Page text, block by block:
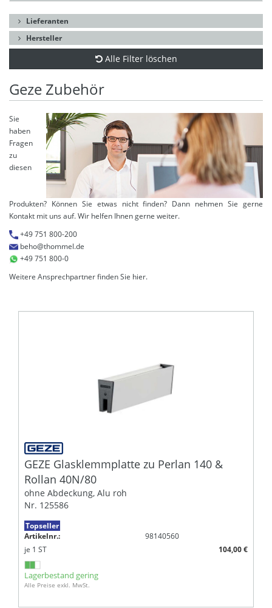
Lieferanten
Hersteller
Alle Filter löschen
Geze Zubehör
Sie
haben
Fragen
zu
diesen
Produkten? Können Sie etwas nicht finden? Dann nehmen Sie gerne
Kontakt mit uns auf. Wir helfen Ihnen gerne weiter.
+49 751 800-200
beho@thommel.de
+49 751 800-0
Weitere Ansprechpartner finden Sie hier.
GEZE Glasklemmplatte zu Perlan 140 &
Rollan 40N/80
ohne Abdeckung, Alu roh
Nr. 125586
Topseller
Artikelnr.:
98140560
je 1 ST 104,00 €
Lagerbestand gering
Alle Preise exkl. MwSt.